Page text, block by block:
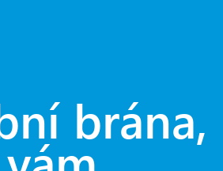
brána,